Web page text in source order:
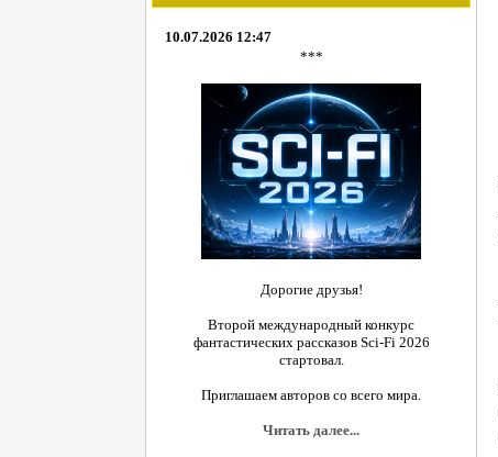
10.07.2026 12:47
***
Дорогие друзья!
Второй международный конкурс
фантастических рассказов Sci-Fi 2026
стартовал.
Приглашаем авторов со всего мира.
Читать далее...